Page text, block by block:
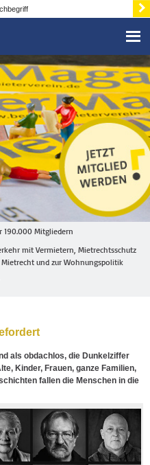
190.000 Mitgliedern
mit Vermietern, Mietrechtsschutz
und zur Wohnungspolitik
als obdachlos, die Dunkelziffer
Kinder, Frauen, ganze Familien,
fallen die Menschen in die